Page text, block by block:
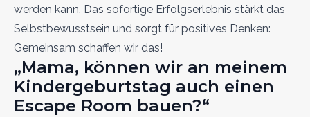
werden kann. Das sofortige Erfolgserlebnis stärkt das
Selbstbewusstsein und sorgt für positives Denken:
Gemeinsam schaffen wir das!
„Mama, können wir an meinem
Kindergeburtstag auch einen
Escape Room bauen?“